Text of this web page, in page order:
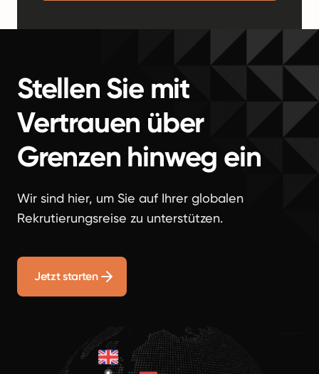
Stellen Sie mit
Vertrauen über
Grenzen hinweg ein
Wir sind hier, um Sie auf Ihrer globalen
Rekrutierungsreise zu unterstützen.
Jetzt starten